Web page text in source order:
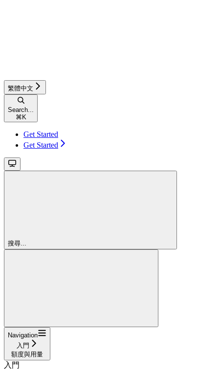
繁體中文
Search...
⌘ K
Get Started
Get Started
搜尋...
Navigation
入門
額度與用量
入門